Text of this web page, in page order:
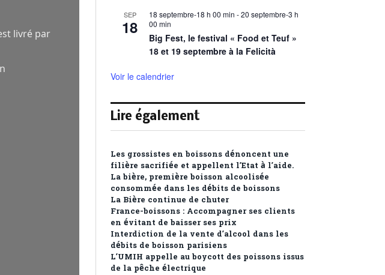
livré par
SEP
18
18 septembre-18 h 00 min -20 septembre-3 h
00 min
Big Fest, le festival « Food et Teuf »
18 et 19 septembre à la Felicità
Voir le calendrier
Lire également
Les grossistes en boissons dénoncent une
filière sacrifiée et appellent l’Etat à l’aide.
La bière, première boisson alcoolisée
consommée dans les débits de boissons
La Bière continue de chuter
France-boissons : Accompagner ses clients
en évitant de baisser ses prix
Interdiction de la vente d’alcool dans les
débits de boisson parisiens
L’UMIH appelle au boycott des poissons issus
de la pêche électrique